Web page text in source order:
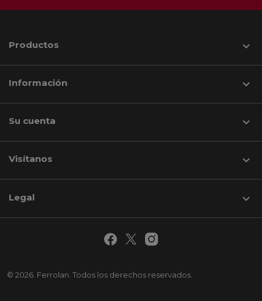
Productos 
Información 
Su cuenta 
Visítanos keyboard_arrow_down
© 2026. Ferrolan. Todos los derechos reservados.
Legal 